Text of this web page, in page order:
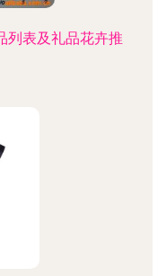
列表及礼品花卉推